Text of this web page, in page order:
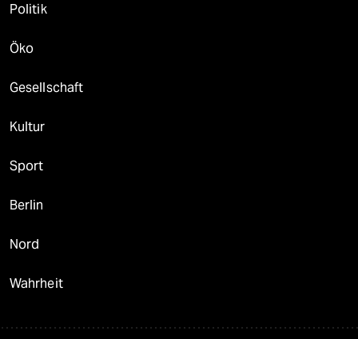
Politik
Öko
Gesellschaft
Kultur
Sport
Berlin
Nord
Wahrheit